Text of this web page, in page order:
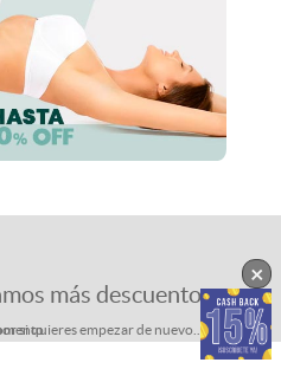
más descuentos
categoría por si quieres empezar de nuevo... espera un momento.
×